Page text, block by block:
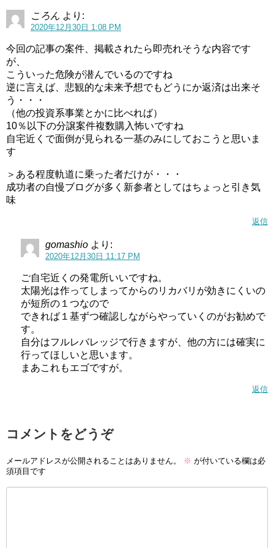
ころん より:
2020年12月30日 1:08 PM
今回の記事の案件、掲載されたら即売れそうな内容です
が、
こういった危険が潜んでいるのですね
逆に言えば、悲観的な未来予想でもどうにか返済は出来そ
う・・・
（他の投資系事業とかに比べれば）
10％以下の分譲案件複数購入怖いですね
自宅近くで面倒が見られる一基のみにしておこうと思いま
す
＞ある程度軌道に乗った者だけが・・・
成功者の自慢ブログが多く新参者としてはちょっと引き気
味
返信
gomashio より:
2020年12月30日 11:17 PM
ご自宅近くの発電所いいですね。
太陽光は作ってしまってからのリカバリが効きにくいの
が短所の１つなので
できれば１基ずつ確認しながらやっていくのがお勧めで
す。
自分はフルレバレッジで行きますが、他の方には確実に
行ってほしいと思います。
まあこれもエゴですが。
返信
コメントをどうぞ
メールアドレスが公開されることはありません。 ※ が付いている欄は必
須項目です